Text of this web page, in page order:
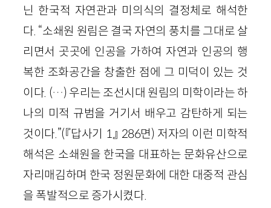
닌 한국적 자연관과 미의식의 결정체로 해석한
다. “소쇄원 원림은 결국 자연의 풍치를 그대로 살
리면서 곳곳에 인공을 가하여 자연과 인공의 행
복한 조화공간을 창출한 점에 그 미덕이 있는 것
이다. (…) 우리는 조선시대 원림의 미학이라는 하
나의 미적 규범을 거기서 배우고 감탄하게 되는
것이다.”(『답사기 1』 286면) 저자의 이런 미학적
해석은 소쇄원을 한국을 대표하는 문화유산으로
자리매김하며 한국 정원문화에 대한 대중적 관심
을 폭발적으로 증가시켰다.